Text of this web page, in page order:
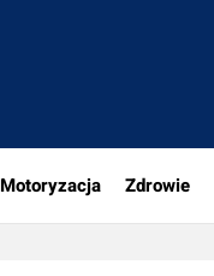
Motoryzacja Zdrowie